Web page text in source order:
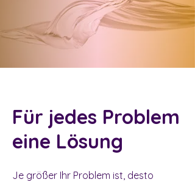
Für jedes Problem
eine Lösung
Je größer Ihr Problem ist, desto